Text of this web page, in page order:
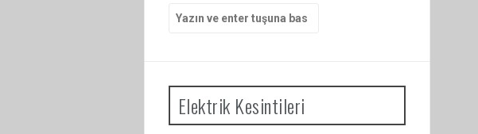
yap:
Elektrik Kesintileri